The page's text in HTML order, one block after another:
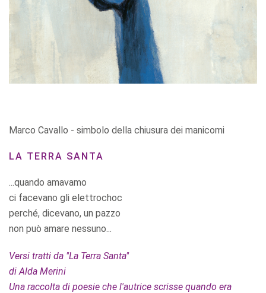
Marco Cavallo - simbolo della chiusura dei manicomi
LA TERRA SANTA
...quando amavamo
ci facevano gli elettrochoc
perché, dicevano, un pazzo
non può amare nessuno...
Versi tratti da "La Terra Santa"
di Alda Merini
Una raccolta di poesie che l'autrice scrisse quando era